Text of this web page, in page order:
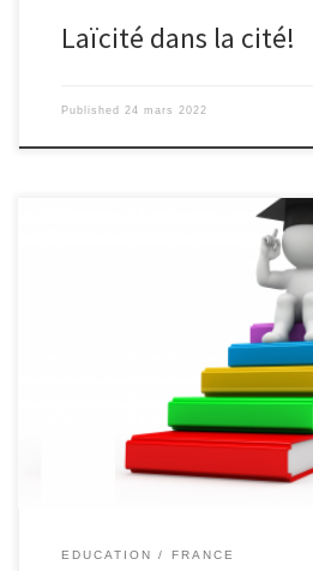
Laïcité dans la cité!
Published 24 mars 2022
Une nouvelle génération d’étudiants
l’Onisep, au C.I.O. et au Campus
faire des études supérieures, sans
(Office national d’information sur les
professions) est un opérateur de l’État
l’Éducation nationale, de la Jeunesse
ministère de l’Enseignement
l’Innovation. Éditeur public, l’Onisep
l’information sur les formations et les
EDUCATION FRANCE